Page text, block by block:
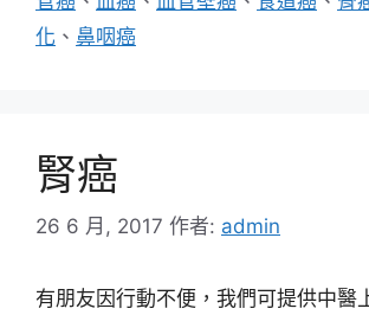
化 、 鼻咽癌
腎癌
26 6 月, 2017 作者: admin
有朋友因行動不便，我們可提供中醫